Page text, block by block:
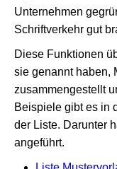
Unternehmen
Schriftverkehr gut
Diese Funktionen
sie genannt haben,
zusammengestellt
Beispiele gibt es in
der Liste. Darunter
angeführt.